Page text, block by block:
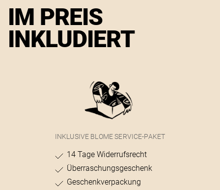
IM PREIS
INKLUDIERT
INKLUSIVE BLOME SERVICE-PAKET
14 Tage Widerrufsrecht
Überraschungsgeschenk
Geschenkverpackung